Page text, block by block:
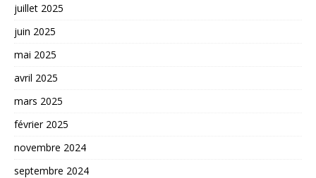
juillet 2025
juin 2025
mai 2025
avril 2025
mars 2025
février 2025
novembre 2024
septembre 2024